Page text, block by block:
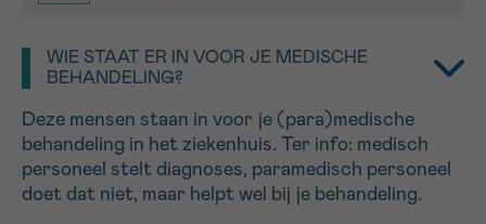
WIE STAAT ER IN VOOR JE MEDISCHE
BEHANDELING?
Deze mensen staan in voor je (para)medische
behandeling in het ziekenhuis. Ter info: medisch
personeel stelt diagnoses, paramedisch personeel
doet dat niet, maar helpt wel bij je behandeling.